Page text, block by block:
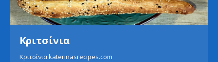
Κριτσίνια
Κριτσίνια katerinasrecipes.com